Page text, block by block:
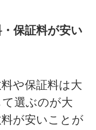
保証料が安い
や保証料は大
選ぶのが大
が安いことが